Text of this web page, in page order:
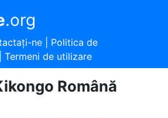
.org
ne| Politica de
Termeni de utilizare
Română